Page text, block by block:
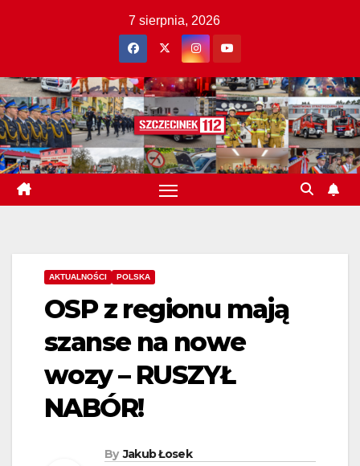
7 sierpnia, 2026
AKTUALNOŚCI POLSKA
OSP z regionu mają
szanse na nowe
wozy – RUSZYŁ
NABÓR!
By Jakub Łosek